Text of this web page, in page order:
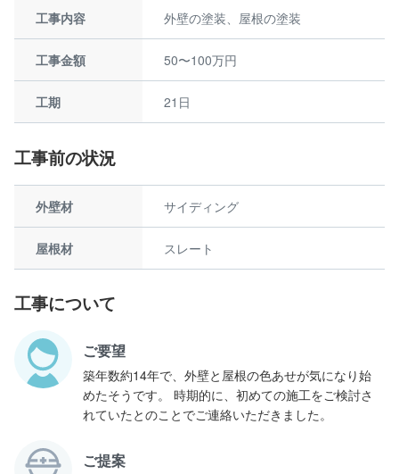
工事内容 外壁の塗装、屋根の塗装
工事金額 50〜100万円
工期 21日
工事前の状況
外壁材 サイディング
屋根材 スレート
工事について
ご要望
築年数約14年で、外壁と屋根の色あせが気になり始
めたそうです。 時期的に、初めての施工をご検討さ
れていたとのことでご連絡いただきました。
ご提案